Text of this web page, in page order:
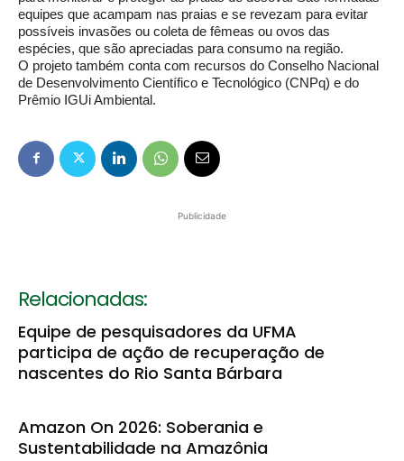
equipes que acampam nas praias e se revezam para evitar
possíveis invasões ou coleta de fêmeas ou ovos das
espécies, que são apreciadas para consumo na região.
O projeto também conta com recursos do Conselho Nacional
de Desenvolvimento Científico e Tecnológico (CNPq) e do
Prêmio IGUi Ambiental.
Publicidade
Relacionadas:
Equipe de pesquisadores da UFMA
participa de ação de recuperação de
nascentes do Rio Santa Bárbara
Amazon On 2026: Soberania e
Sustentabilidade na Amazônia